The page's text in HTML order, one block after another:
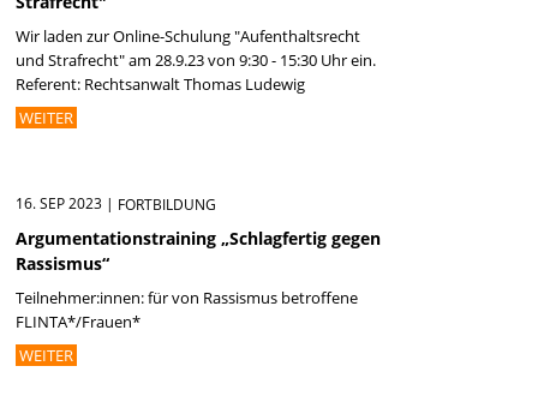
Wir laden zur Online-Schulung "Aufenthaltsrecht
und Strafrecht" am 28.9.23 von 9:30 - 15:30 Uhr ein.
Referent: Rechtsanwalt Thomas Ludewig
WEITER
16. SEP 2023 | FORTBILDUNG
Argumentationstraining „Schlagfertig gegen
Rassismus“
Teilnehmer:innen: für von Rassismus betroffene
FLINTA*/Frauen*
WEITER